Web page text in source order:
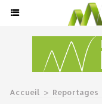
Accueil > Reportages